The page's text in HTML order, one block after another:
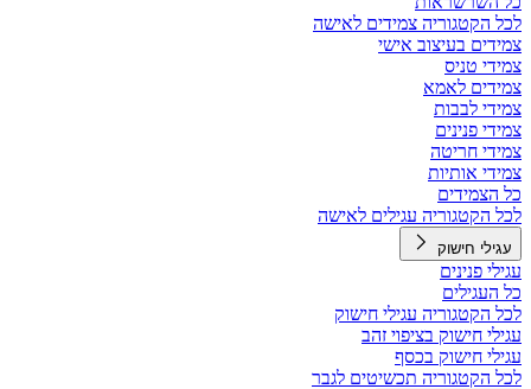
לכל הקטגוריה צמידים לאישה
צמידים בעיצוב אישי
צמידי טניס
צמידים לאמא
צמידי לבבות
צמידי פנינים
צמידי חריטה
צמידי אותיות
כל הצמידים
לכל הקטגוריה עגילים לאישה
עגילי חישוק
עגילי פנינים
כל העגילים
לכל הקטגוריה עגילי חישוק
עגילי חישוק בציפוי זהב
עגילי חישוק בכסף
לכל הקטגוריה תכשיטים לגבר